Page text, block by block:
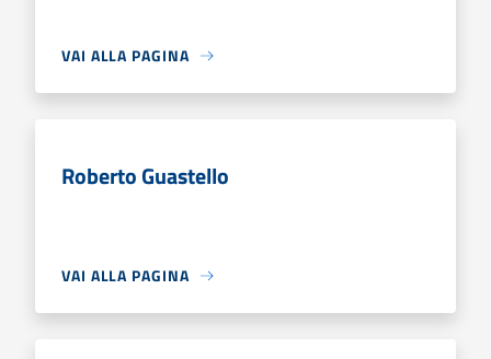
VAI ALLA PAGINA
Roberto Guastello
VAI ALLA PAGINA